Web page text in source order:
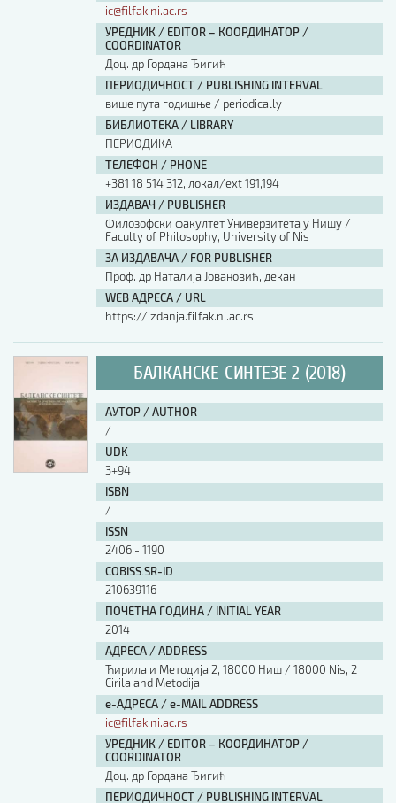
ic@filfak.ni.ac.rs
УРЕДНИК / EDITOR – КООРДИНАТОР /
COORDINATOR
Доц. др Гордана Ђигић
ПЕРИОДИЧНОСТ / PUBLISHING INTERVAL
више пута годишње / periodically
БИБЛИОТЕКА / LIBRARY
ПЕРИОДИКА
ТЕЛЕФОН / PHONE
+381 18 514 312, локал/ext 191,194
ИЗДАВАЧ / PUBLISHER
Филозофски факултет Универзитета у Нишу /
Faculty of Philosophy, University of Nis
ЗА ИЗДАВАЧА / FOR PUBLISHER
Проф. др Наталија Јовановић, декан
WEB АДРЕСА / URL
https://izdanja.filfak.ni.ac.rs
БАЛКАНСКЕ СИНТЕЗЕ 2 (2018)
АУТОР / AUTHOR
/
UDK
3+94
ISBN
/
ISSN
2406 - 1190
COBISS.SR-ID
210639116
ПОЧЕТНА ГОДИНА / INITIAL YEAR
2014
АДРЕСА / ADDRESS
Ћирила и Методија 2, 18000 Ниш / 18000 Nis, 2
Cirila and Metodija
е-АДРЕСА / e-MAIL ADDRESS
ic@filfak.ni.ac.rs
УРЕДНИК / EDITOR – КООРДИНАТОР /
COORDINATOR
Доц. др Гордана Ђигић
ПЕРИОДИЧНОСТ / PUBLISHING INTERVAL